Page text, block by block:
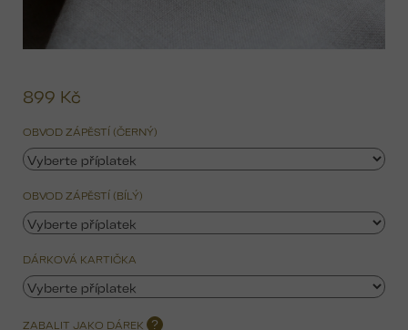
899 Kč
OBVOD ZÁPĚSTÍ (ČERNÝ)
OBVOD ZÁPĚSTÍ (BÍLÝ)
DÁRKOVÁ KARTIČKA
ZABALIT JAKO DÁREK ?